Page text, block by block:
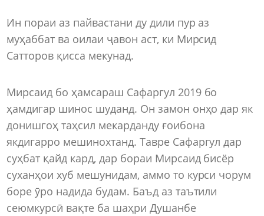
Ин пораи аз пайвастани ду дили пур аз
муҳаббат ва оилаи ҷавон аст, ки Мирсид
Сатторов қисса мекунад.
Мирсаид бо ҳамсараш Сафаргул 2019 бо
ҳамдигар шинос шуданд. Он замон онҳо дар як
донишгоҳ таҳсил мекарданду ғоибона
якдигарро мешинохтанд. Тавре Сафаргул дар
суҳбат қайд кард, дар бораи Мирсаид бисёр
суханҳои хуб мешунидам, аммо то курси чорум
боре ӯро надида будам. Баъд аз таътили
сеюмкурсӣ вақте ба шаҳри Душанбе